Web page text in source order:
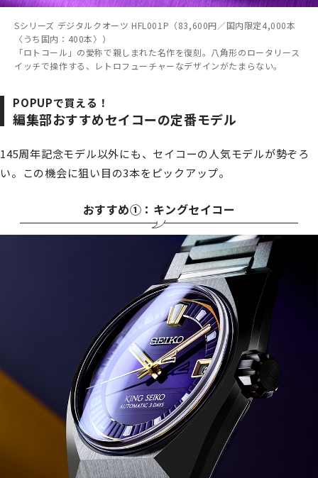
Sシリーズ デジタルクオーツ HFL001P（83,600円／国内限定4,000本
〈うち国内：400本〉）
「ロトコール」の愛称で親しまれた名作を復刻。八角形のロータリース
イッチで操作する、レトロフューチャーなデザインがたまらない。
POPUPで買える！
編集部おすすめセイコーの定番モデル
145周年記念モデル以外にも、セイコーの人気モデルが勢ぞろ
い。この機会に狙い目の3本をピックアップ。
おすすめ①：キングセイコー